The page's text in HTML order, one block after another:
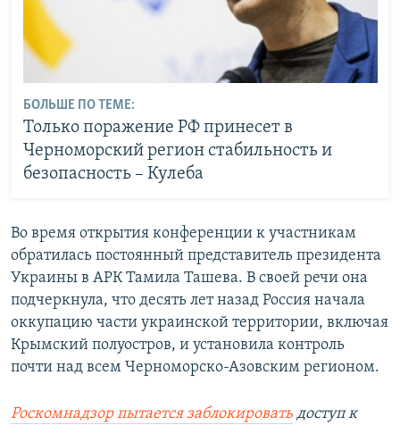
БОЛЬШЕ ПО ТЕМЕ:
Только поражение РФ принесет в
Черноморский регион стабильность и
безопасность – Кулеба
Во время открытия конференции к участникам
обратилась постоянный представитель президента
Украины в АРК Тамила Ташева. В своей речи она
подчеркнула, что десять лет назад Россия начала
оккупацию части украинской территории, включая
Крымский полуостров, и установила контроль
почти над всем Черноморско-Азовским регионом.
Роскомнадзор пытается заблокировать доступ к